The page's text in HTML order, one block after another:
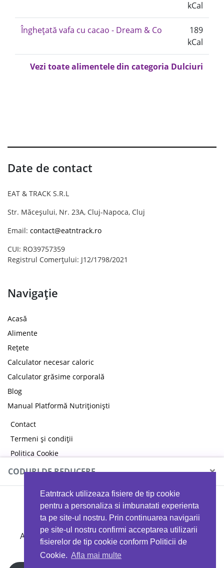
Eatntrack utilizeaza fisiere de tip cookie
pentru a personaliza si imbunatati experienta
ta pe site-ul nostru. Prin continuarea navigarii
pe site-ul nostru confirmi acceptarea utilizarii
fisierelor de tip cookie conform Politicii de
Cookie. Afla mai multe
kCal
Înghețată vafa cu cacao - Dream & Co
189
kCal
Vezi toate alimentele din categoria Dulciuri
Date de contact
EAT & TRACK S.R.L
Str. Măceșului, Nr. 23A, Cluj-Napoca, Cluj
Email: contact@eatntrack.ro
CUI: RO39757359
Registrul Comerțului: J12/1798/2021
Navigație
Acasă
Alimente
Rețete
Calculator necesar caloric
Calculator grăsime corporală
Blog
Manual Platformă Nutriționiști
Contact
Termeni și condiții
Politica Cookie
Politica de confidențialitate
CODURI DE REDUCERE ×
MYPROTEIN
Ai 40%reducere la orice comandă folosind codul
EATTRACK